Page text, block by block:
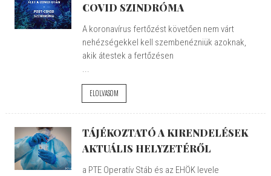
COVID SZINDRÓMA
A koronavírus fertőzést követően nem várt
nehézségekkel kell szembenézniük azoknak,
akik átestek a fertőzésen
...
ELOLVASOM
TÁJÉKOZTATÓ A KIRENDELÉSEK
AKTUÁLIS HELYZETÉRŐL
a PTE Operatív Stáb és az EHÖK levele